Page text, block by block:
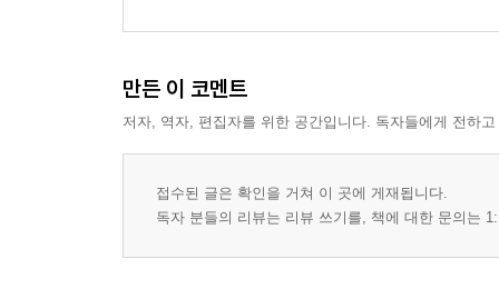
만든 이 코멘트
저자, 역자, 편집자를 위한 공간입니다. 독자들에게 전하
접수된 글은 확인을 거쳐 이 곳에 게재됩니다.
독자 분들의 리뷰는 리뷰 쓰기를, 책에 대한 문의는